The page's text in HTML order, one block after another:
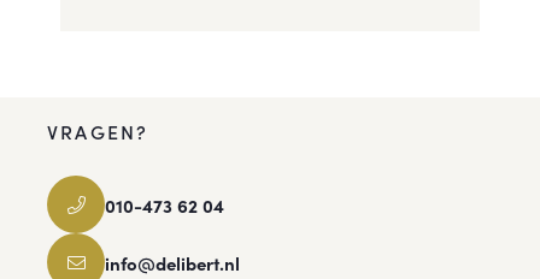
VRAGEN?
010-473 62 04
info@delibert.nl